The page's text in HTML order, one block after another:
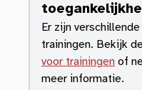
Er zijn
trainingen. Bekijk
voor trainingen of
meer informatie.